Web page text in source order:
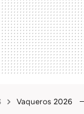
Vaqueros 2026